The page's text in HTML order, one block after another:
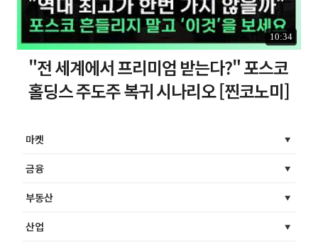
10:34
"전 세계에서 프리미엄 받는다?" 포스코
홀딩스 주도주 복귀 시나리오 [찐코노미]
마켓
금융
부동산
산업